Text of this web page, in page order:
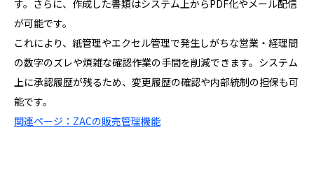
す。さらに、作成した書類はシステム上からPDF化やメール配信
が可能です。
これにより、紙管理やエクセル管理で発生しがちな営業・経理間
の数字のズレや煩雑な確認作業の手間を削減できます。システム
上に承認履歴が残るため、変更履歴の確認や内部統制の担保も可
能です。
関連ページ：ZACの販売管理機能